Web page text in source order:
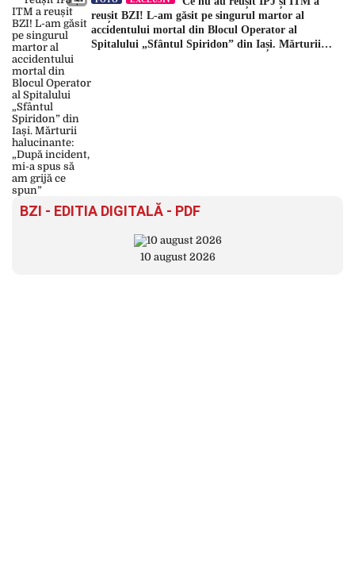
reușit BZI! L-am găsit pe singurul martor al
accidentului mortal din Blocul Operator al
Spitalului „Sfântul Spiridon” din Iași. Mărturii
BZI - EDITIA DIGITALĂ - PDF
10 august 2026